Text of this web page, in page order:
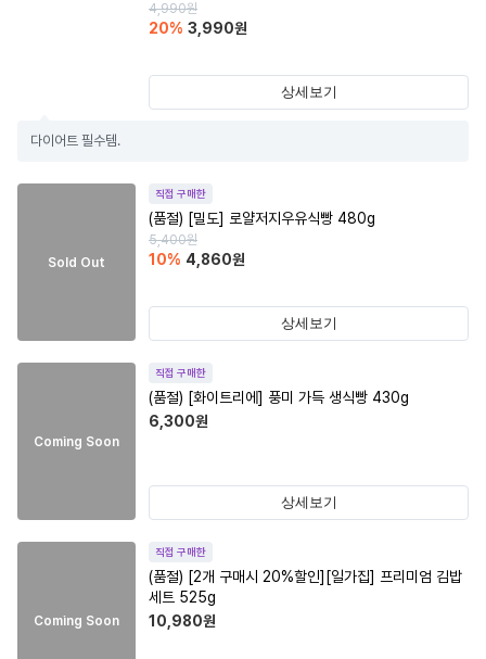
4,990원
20% 3,990원
상세보기
다이어트 필수템.
Sold Out
직접 구매한
(품절) [밀도] 로얄저지우유식빵 480g
5,400원
10% 4,860원
상세보기
Coming Soon
직접 구매한
(품절) [화이트리에] 풍미 가득 생식빵 430g
6,300원
상세보기
Coming Soon
직접 구매한
(품절) [2개 구매시 20%할인][일가집] 프리미엄 김밥
세트 525g
10,980원